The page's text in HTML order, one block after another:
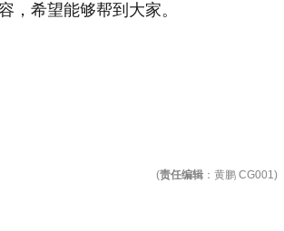
，希望能够帮到大家。
(责任编辑 ：黄鹏 CG001)